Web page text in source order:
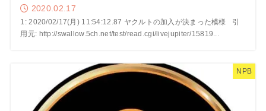
2020.02.17
1: 2020/02/17(月) 11:54:12.87 ヤクルトの加入が決まった模様 引
用元: http://swallow.5ch.net/test/read.cgi/livejupiter/15819...
NPB